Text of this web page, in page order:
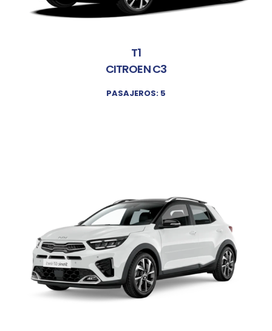
T1
CITROEN C3
PASAJEROS: 5